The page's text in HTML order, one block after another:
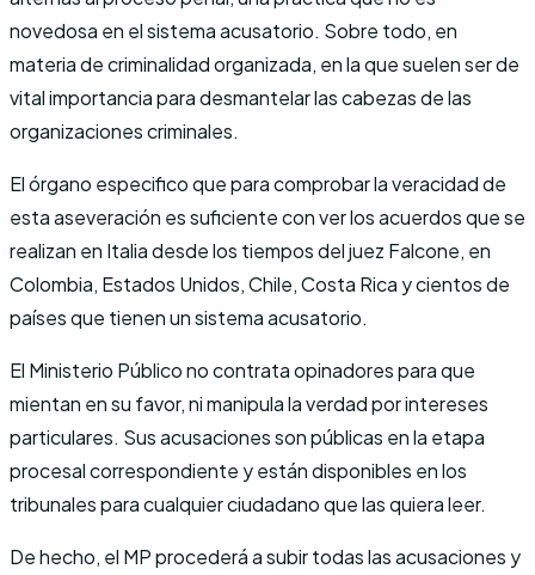
novedosa en el sistema acusatorio. Sobre todo, en
materia de criminalidad organizada, en la que suelen ser de
vital importancia para desmantelar las cabezas de las
organizaciones criminales.
El órgano especifico que para comprobar la veracidad de
esta aseveración es suficiente con ver los acuerdos que se
realizan en Italia desde los tiempos del juez Falcone, en
Colombia, Estados Unidos, Chile, Costa Rica y cientos de
países que tienen un sistema acusatorio.
El Ministerio Público no contrata opinadores para que
mientan en su favor, ni manipula la verdad por intereses
particulares. Sus acusaciones son públicas en la etapa
procesal correspondiente y están disponibles en los
tribunales para cualquier ciudadano que las quiera leer.
De hecho, el MP procederá a subir todas las acusaciones y